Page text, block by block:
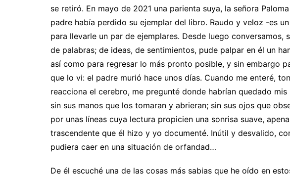
se retiró. En mayo de 2021 una parienta suya, la señora
padre había perdido su ejemplar del libro. Raudo y veloz -es
para llevarle un par de ejemplares. Desde luego
de palabras; de ideas, de sentimientos, pude palpar en él un
así como para regresar lo más pronto posible, y sin embargo
que lo vi: el padre murió hace unos días. Cuando me enteré,
reacciona el cerebro, me pregunté donde habrían quedado
sin sus manos que los tomaran y abrieran; sin sus ojos que
por unas líneas cuya lectura propicien una sonrisa suave,
trascendente que él hizo y yo documenté. Inútil y desvalido,
pudiera caer en una situación de orfandad…
De él escuché una de las cosas más sabias que he oído en